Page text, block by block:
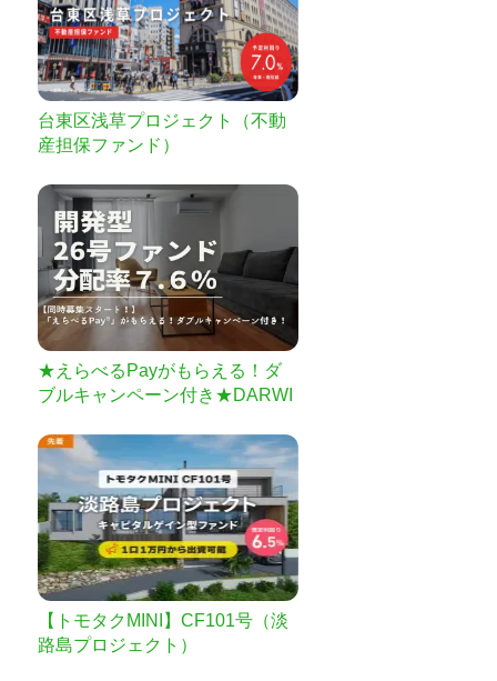
台東区浅草プロジェクト（不動
産担保ファンド）
★えらべるPayがもらえる！ダ
ブルキャンペーン付き★DARWI
【トモタクMINI】CF101号（淡
路島プロジェクト）